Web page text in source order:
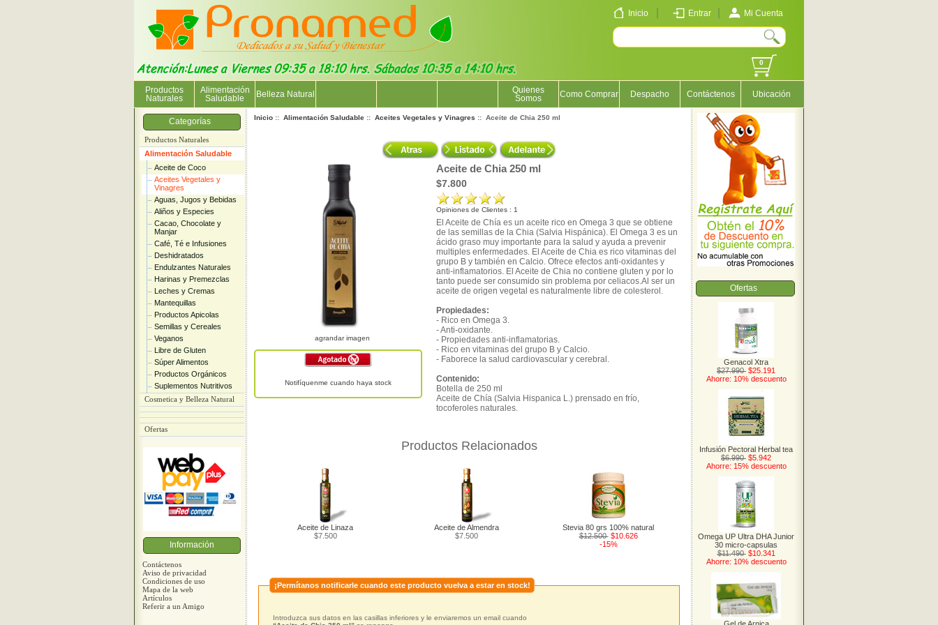
Inicio Entrar Mi Cuenta
0
Productos
Naturales
Alimentación
Saludable
Belleza Natural
Quienes
Somos
Como Comprar Despacho Contáctenos Ubicación
Categorías
Productos Naturales
Alimentación Saludable
Aceite de Coco
Aceites Vegetales y
Vinagres
Aguas, Jugos y Bebidas
Aliños y Especies
Cacao, Chocolate y
Manjar
Café, Té e Infusiones
Deshidratados
Endulzantes Naturales
Harinas y Premezclas
Leches y Cremas
Mantequillas
Productos Apicolas
Semillas y Cereales
Veganos
Libre de Gluten
Súper Alimentos
Productos Orgánicos
Suplementos Nutritivos
Cosmetica y Belleza Natural
Ofertas
Información
Contáctenos
Aviso de privacidad
Condiciones de uso
Mapa de la web
Artículos
Referir a un Amigo
Inicio ::Alimentación Saludable ::Aceites Vegetales y Vinagres :: Aceite de Chia 250 ml
agrandar imagen
Notifíquenme cuando haya stock
Aceite de Chia 250 ml
$7.800
Opiniones de Clientes : 1
El Aceite de Chía es un aceite rico en Omega 3 que se obtiene
de las semillas de la Chia (Salvia Hispánica). El Omega 3 es un
ácido graso muy importante para la salud y ayuda a prevenir
multiples enfermedades. El Aceite de Chia es rico vitaminas del
grupo B y también en Calcio. Ofrece efectos anti-oxidantes y
anti-inflamatorios. El Aceite de Chia no contiene gluten y por lo
tanto puede ser consumido sin problema por celiacos.Al ser un
aceite de origen vegetal es naturalmente libre de colesterol.
Propiedades:
- Rico en Omega 3.
- Anti-oxidante.
- Propiedades anti-inflamatorias.
- Rico en vitaminas del grupo B y Calcio.
- Faborece la salud cardiovascular y cerebral.
Contenido:
Botella de 250 ml
Aceite de Chía (Salvia Hispanica L.) prensado en frío,
tocoferoles naturales.
Productos Relacionados
Aceite de Linaza
$7.500
Aceite de Almendra
$7.500
Stevia 80 grs 100% natural
$12.500 $10.626
-15%
¡Permítanos notificarle cuando este producto vuelva a estar en stock!
Introduzca sus datos en las casillas inferiores y le enviaremos un email cuando
Ofertas
Genacol Xtra
$27.990 $25.191
Ahorre: 10% descuento
Infusión Pectoral Herbal tea
$6.990 $5.942
Ahorre: 15% descuento
Omega UP Ultra DHA Junior
30 micro-capsulas
$11.490 $10.341
Ahorre: 10% descuento